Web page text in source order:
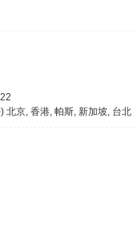
北京, 香港, 帕斯, 新加坡, 台北